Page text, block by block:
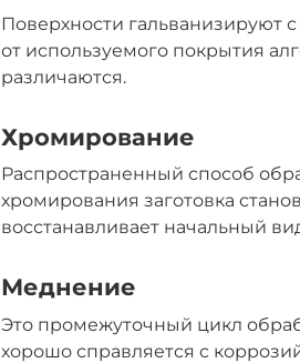
Поверхности гальванизируют
от используемого покрытия
различаются.
Хромирование
Распространенный способ
хромирования заготовка
восстанавливает начальный
Меднение
Это промежуточный цикл
хорошо справляется с